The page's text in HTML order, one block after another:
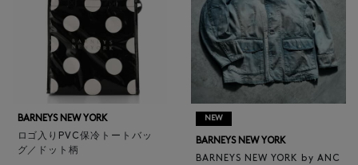
BARNEYS NEW YORK
ロゴ入りPVC保冷トートバッ
グ／ドット柄
NEW
BARNEYS NEW YORK
BARNEYS NEW YORK by ANC